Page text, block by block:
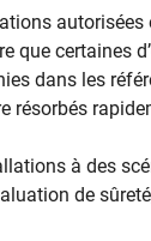
que certaines
dans les
résorbés
à des
de